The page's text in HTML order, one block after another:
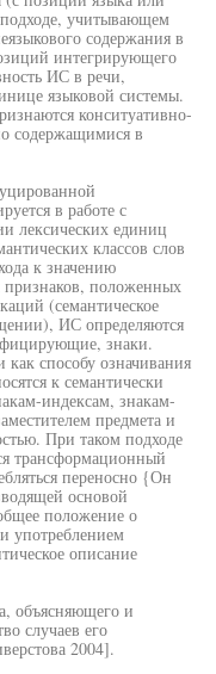
учитывающем
содержания в
интегрирующего
ИС в речи,
языковой системы.
конситуативно-
содержащимися в
в работе с
лексических единиц
классов слов
к значению
положенных
(семантическое
ИС определяются
знаки.
способу означивания
к семантически
индексам, знакам-
предмета и
При таком подходе
трансформационный
переносно {Он
основой
положение о
употреблением
описание
объясняющего и
случаев его
2004].